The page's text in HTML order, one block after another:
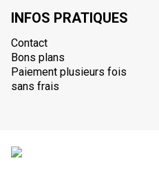
INFOS PRATIQUES
Contact
Bons plans
Paiement plusieurs fois
sans frais